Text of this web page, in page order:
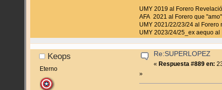
UMY 2019 al Forero
AFA 2021 al Forero que
UMY 2021/22/23/24 al Forero
UMY 2023/24/25_ex aequo al
Keops
Eterno
Re:SUPERLOPEZ
« Respuesta #889 en:
»